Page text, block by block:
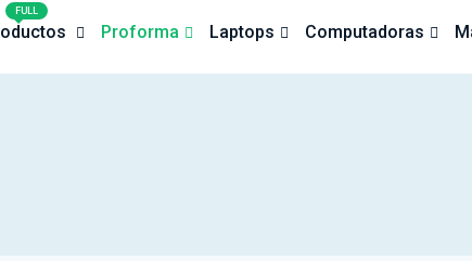
FULL
Proforma Laptops Computadoras